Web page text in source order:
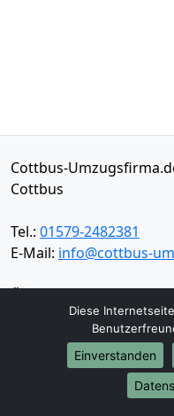
Cottbus-
Cottbus
Tel.: 01579-2482381
E-Mail: info@cottbus-
Datenschutz
Diese
Einverstanden